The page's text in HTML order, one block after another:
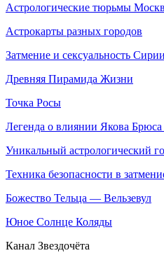
Астрологические тюрьмы
Астрокарты разных городов
Затмение и сексуальность Сирии
Древняя Пирамида Жизни
Точка Росы
Легенда о влиянии Якова
Уникальный астрологический
Техника безопасности в
Божество Тельца — Вельзевул
Юное Солнце Коляды
Канал Звездочёта